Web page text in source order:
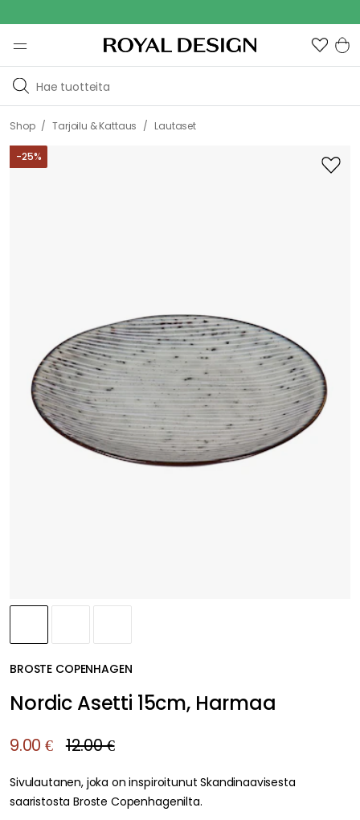
Shop / Tarjoilu & Kattaus / Lautaset
-25%
BROSTE COPENHAGEN
Nordic Asetti 15cm, Harmaa
9.00 € 12.00 €
Sivulautanen, joka on inspiroitunut Skandinaavisesta
saaristosta Broste Copenhagenilta.